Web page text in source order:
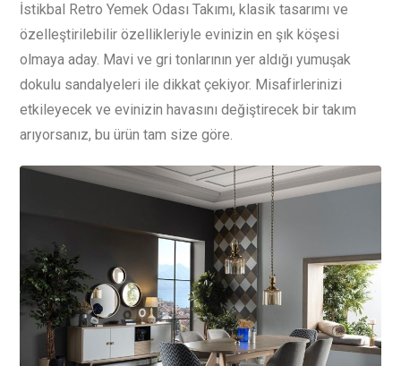
İstikbal Retro Yemek Odası Takımı, klasik tasarımı ve
özelleştirilebilir özellikleriyle evinizin en şık köşesi
olmaya aday. Mavi ve gri tonlarının yer aldığı yumuşak
dokulu sandalyeleri ile dikkat çekiyor. Misafirlerinizi
etkileyecek ve evinizin havasını değiştirecek bir takım
arıyorsanız, bu ürün tam size göre.